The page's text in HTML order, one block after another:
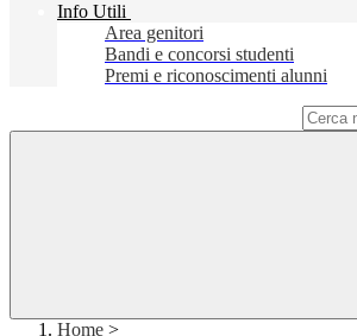
Info Utili
Area genitori
Bandi e concorsi studenti
Premi e riconoscimenti alunni
Home >